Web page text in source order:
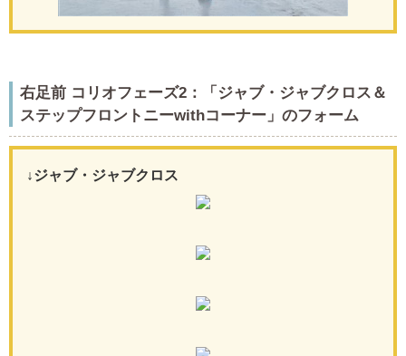
右足前 コリオフェーズ2：「ジャブ・ジャブクロス＆
ステップフロントニーwithコーナー」のフォーム
↓ジャブ・ジャブクロス